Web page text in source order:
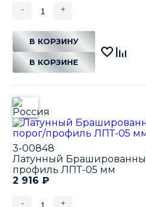
- +
В КОРЗИНУ
В КОРЗИНЕ
3-00848
Латунный
профиль ЛПТ-05 мм
2 916 ₽
- +